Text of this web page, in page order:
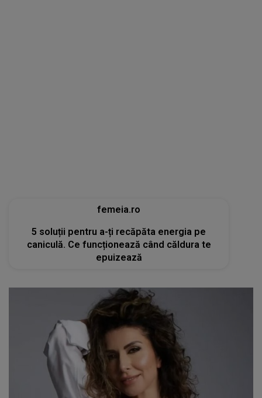
femeia.ro
5 soluții pentru a-ți recăpăta energia pe
caniculă. Ce funcționează când căldura te
epuizează